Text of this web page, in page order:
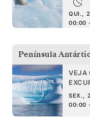
QUI.,
00:00
Península
VEJA
SEX.,
00:00